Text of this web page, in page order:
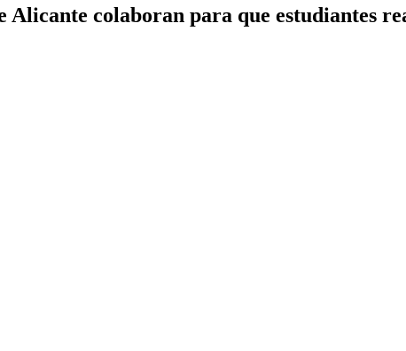
colaboran para que estudiantes